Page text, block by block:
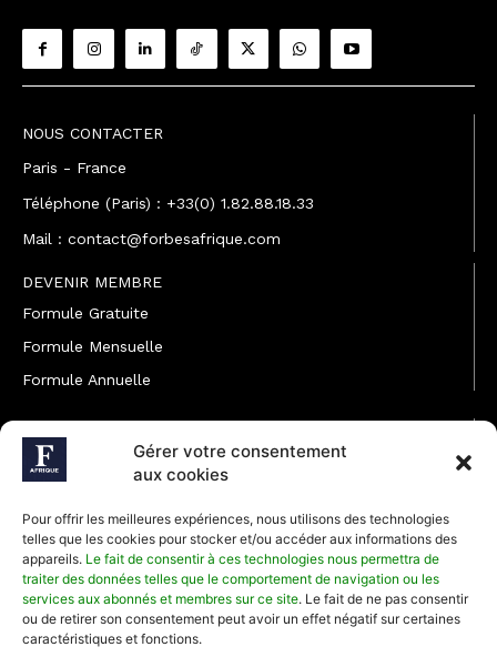
Gérer votre consentement
aux cookies
Pour offrir les meilleures expériences, nous utilisons des technologies
telles que les cookies pour stocker et/ou accéder aux informations des
appareils. Le fait de consentir à ces technologies nous permettra de
traiter des données telles que le comportement de navigation ou les
services aux abonnés et membres sur ce site. Le fait de ne pas consentir
ou de retirer son consentement peut avoir un effet négatif sur certaines
caractéristiques et fonctions.
NOUS CONTACTER
Paris - France
Téléphone (Paris) : +33(0) 1.82.88.18.33
Mail : contact@forbesafrique.com
DEVENIR MEMBRE
Formule Gratuite
Formule Mensuelle
Formule Annuelle
JOINDRE L'ÉQUIPE
Rédaction
Développement commercial
Communiquer avec Forbes Afrique
Média Kit 2026